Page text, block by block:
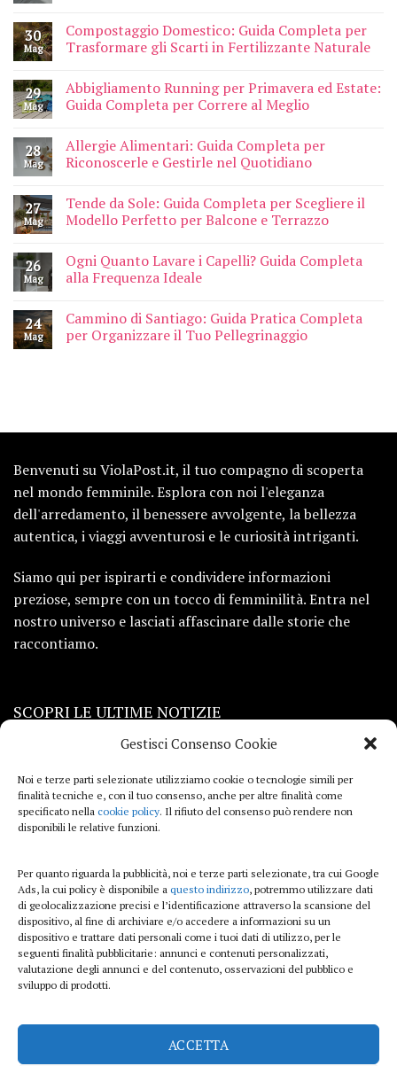
Gestisci Consenso Cookie
Noi e terze parti selezionate utilizziamo cookie o tecnologie simili per
finalità tecniche e, con il tuo consenso, anche per altre finalità come
specificato nella cookie policy. Il rifiuto del consenso può rendere non
disponibili le relative funzioni.
Per quanto riguarda la pubblicità, noi e terze parti selezionate, tra cui Google
Ads, la cui policy è disponibile a questo indirizzo, potremmo utilizzare dati
di geolocalizzazione precisi e l’identificazione attraverso la scansione del
dispositivo, al fine di archiviare e/o accedere a informazioni su un
dispositivo e trattare dati personali come i tuoi dati di utilizzo, per le
seguenti finalità pubblicitarie: annunci e contenuti personalizzati,
valutazione degli annunci e del contenuto, osservazioni del pubblico e
sviluppo di prodotti.
ACCETTA
30
Mag
Compostaggio Domestico: Guida Completa per
Trasformare gli Scarti in Fertilizzante Naturale
29
Mag
Abbigliamento Running per Primavera ed Estate:
Guida Completa per Correre al Meglio
28
Mag
Allergie Alimentari: Guida Completa per
Riconoscerle e Gestirle nel Quotidiano
27
Mag
Tende da Sole: Guida Completa per Scegliere il
Modello Perfetto per Balcone e Terrazzo
26
Mag
Ogni Quanto Lavare i Capelli? Guida Completa
alla Frequenza Ideale
24
Mag
Cammino di Santiago: Guida Pratica Completa
per Organizzare il Tuo Pellegrinaggio
Benvenuti su ViolaPost.it, il tuo compagno di scoperta
nel mondo femminile. Esplora con noi l'eleganza
dell'arredamento, il benessere avvolgente, la bellezza
autentica, i viaggi avventurosi e le curiosità intriganti.
Siamo qui per ispirarti e condividere informazioni
preziose, sempre con un tocco di femminilità. Entra nel
nostro universo e lasciati affascinare dalle storie che
raccontiamo.
SCOPRI LE ULTIME NOTIZIE
Viaggi
Beauty e benessere
Curiosità
Lifestyle
Sport
iTech
ViolaPost.it partecipa al Programma Affiliazione Amazon EU, un programma di